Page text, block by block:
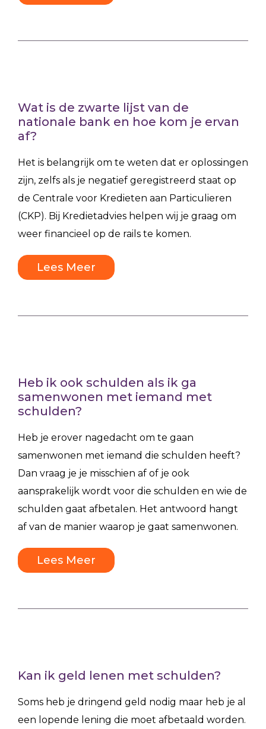
Wat is de zwarte lijst van de
nationale bank en hoe kom je ervan
af?
Het is belangrijk om te weten dat er oplossingen
zijn, zelfs als je negatief geregistreerd staat op
de Centrale voor Kredieten aan Particulieren
(CKP). Bij Kredietadvies helpen wij je graag om
weer financieel op de rails te komen.
Lees Meer
Heb ik ook schulden als ik ga
samenwonen met iemand met
schulden?
Heb je erover nagedacht om te gaan
samenwonen met iemand die schulden heeft?
Dan vraag je je misschien af of je ook
aansprakelijk wordt voor die schulden en wie de
schulden gaat afbetalen. Het antwoord hangt
af van de manier waarop je gaat samenwonen.
Lees Meer
Kan ik geld lenen met schulden?
Soms heb je dringend geld nodig maar heb je al
een lopende lening die moet afbetaald worden.